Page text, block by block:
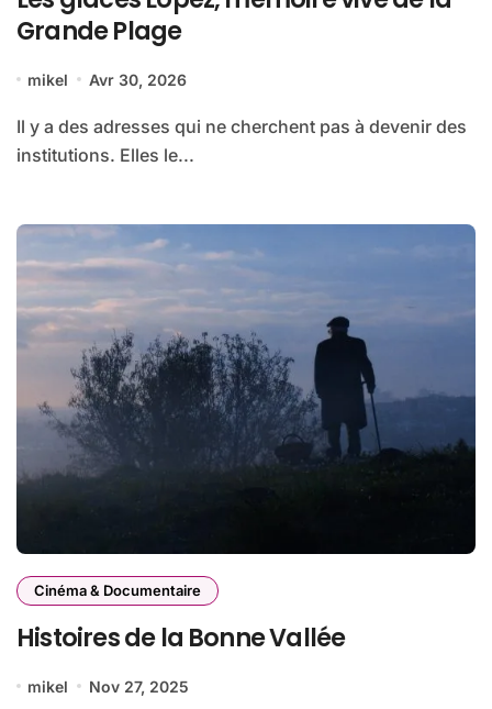
Grande Plage
mikel Avr 30, 2026
Il y a des adresses qui ne cherchent pas à devenir des
institutions. Elles le...
Cinéma & Documentaire
Histoires de la Bonne Vallée
mikel Nov 27, 2025